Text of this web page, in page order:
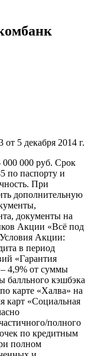
5 декабря 2014 г.
000 руб. Срок
по паспорту и
При
дополнительную
документы на
Акции «Всё под
Акции:
в период
«Гарантия
4,9% от суммы
балльного кэшбэка
карте «Халва» на
карт «Социальная
полного
по кредитным
полном